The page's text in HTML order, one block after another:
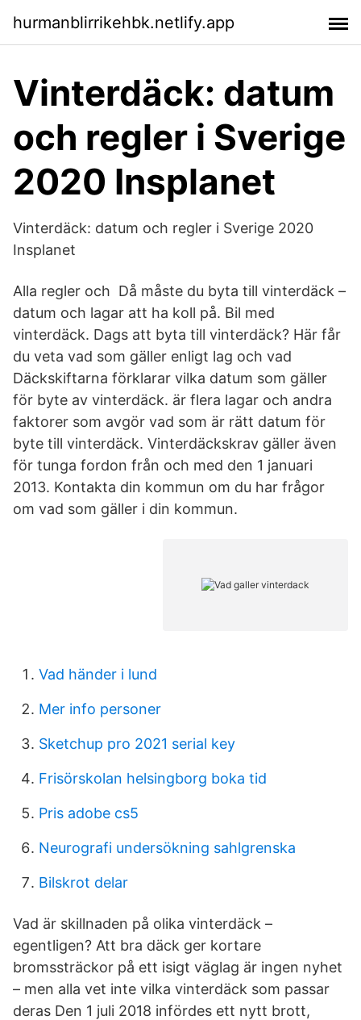
hurmanblirrikehbk.netlify.app
Vinterdäck: datum
och regler i Sverige
2020 Insplanet
Vinterdäck: datum och regler i Sverige 2020
Insplanet
Alla regler och Då måste du byta till vinterdäck –
datum och lagar att ha koll på. Bil med
vinterdäck. Dags att byta till vinterdäck? Här får
du veta vad som gäller enligt lag och vad
Däckskiftarna förklarar vilka datum som gäller
för byte av vinterdäck. är flera lagar och andra
faktorer som avgör vad som är rätt datum för
byte till vinterdäck. Vinterdäckskrav gäller även
för tunga fordon från och med den 1 januari
2013. Kontakta din kommun om du har frågor
om vad som gäller i din kommun.
Vad händer i lund
Mer info personer
Sketchup pro 2021 serial key
Frisörskolan helsingborg boka tid
Pris adobe cs5
Neurografi undersökning sahlgrenska
Bilskrot delar
Vad är skillnaden på olika vinterdäck –
egentligen? Att bra däck ger kortare
bromssträckor på ett isigt väglag är ingen nyhet
– men alla vet inte vilka vinterdäck som passar
deras Den 1 juli 2018 infördes ett nytt brott,